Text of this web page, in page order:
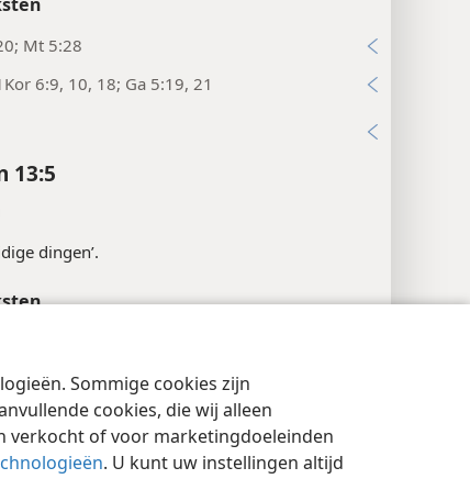
Sommige cookies zijn
cookies, die wij alleen
verkocht of voor marketingdoeleinden
. U kunt uw instellingen altijd
Mt 5:28
6:9, 10, 18; Ga 5:19, 21
13:5
dingen’.
1Ti 6:8